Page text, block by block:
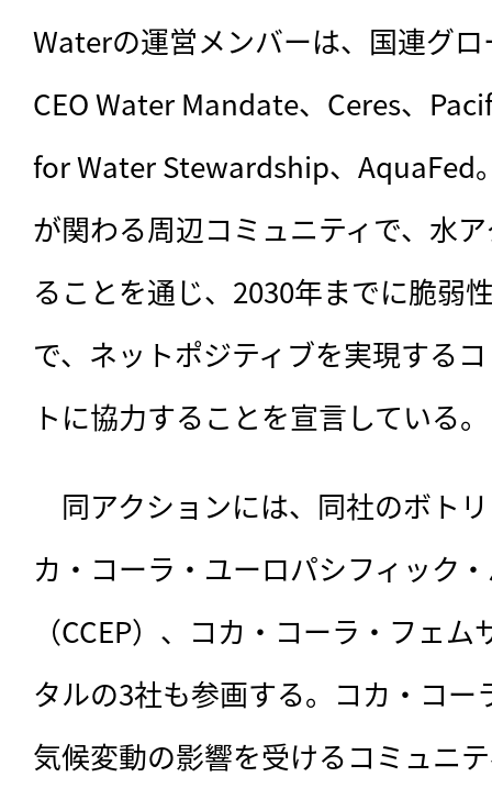
Waterの運営メンバーは、国連グ
CEO Water Mandate、Ceres、
for Water Stewardship、AquaFed
が関わる周辺コミュニティで、水
ることを通じ、2030年までに脆弱
で、ネットポジティブを実現する
トに協力することを宣言している。
同アクションには、同社のボト
カ・コーラ・ユーロパシフィック
（CCEP）、コカ・コーラ・フェ
タルの3社も参画する。コカ・コ
気候変動の影響を受けるコミュニ